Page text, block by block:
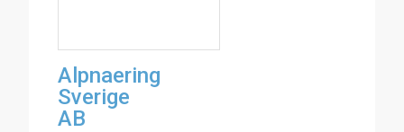
Alpnaering
Sverige
AB